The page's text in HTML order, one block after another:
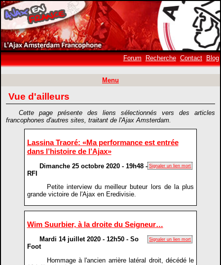
Forum Recherche Contact Blog
Menu
Vue d'ailleurs
Cette page présente des liens sélectionnés vers des articles
francophones d'autres sites, traitant de l'Ajax Amsterdam.
Lassina Traoré: «Ma performance est entrée
dans l’histoire de l’Ajax»
Signaler un lien mort
Dimanche 25 octobre 2020 - 19h48 -
RFI
Petite interview du meilleur buteur lors de la plus
grande victoire de l'Ajax en Eredivisie.
Wim Suurbier, à la droite du Seigneur…
Signaler un lien mort
Mardi 14 juillet 2020 - 12h50 - So
Foot
Hommage à l'ancien arrière latéral droit, décédé le